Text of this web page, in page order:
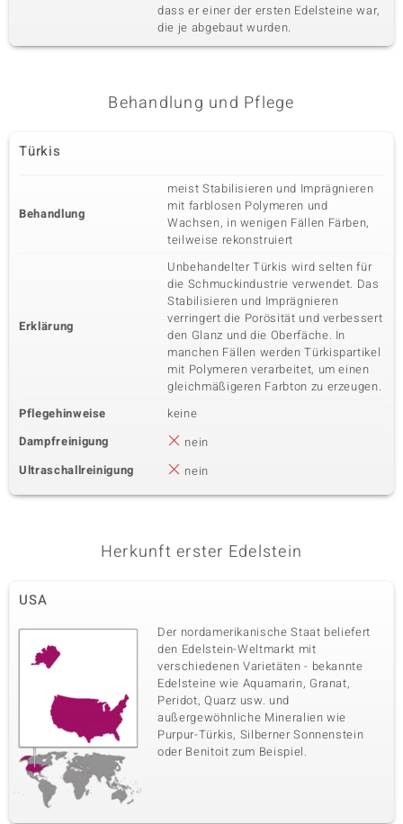
dass er einer der ersten Edelsteine war,
die je abgebaut wurden.
Behandlung und Pflege
Türkis
Behandlung
meist Stabilisieren und Imprägnieren
mit farblosen Polymeren und
Wachsen, in wenigen Fällen Färben,
teilweise rekonstruiert
Erklärung
Unbehandelter Türkis wird selten für
die Schmuckindustrie verwendet. Das
Stabilisieren und Imprägnieren
verringert die Porösität und verbessert
den Glanz und die Oberfäche. In
manchen Fällen werden Türkispartikel
mit Polymeren verarbeitet, um einen
gleichmäßigeren Farbton zu erzeugen.
Pflegehinweise
keine
Dampfreinigung
nein
Ultraschallreinigung
nein
Herkunft erster Edelstein
USA
Der nordamerikanische Staat beliefert
den Edelstein-Weltmarkt mit
verschiedenen Varietäten - bekannte
Edelsteine wie Aquamarin, Granat,
Peridot, Quarz usw. und
außergewöhnliche Mineralien wie
Purpur-Türkis, Silberner Sonnenstein
oder Benitoit zum Beispiel.